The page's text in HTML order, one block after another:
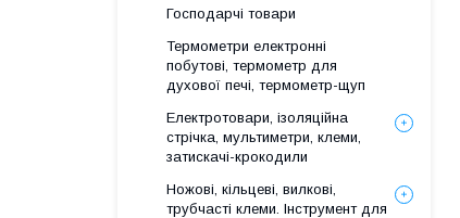
Господарчі товари
Термометри електронні
побутові, термометр для
духової печі, термометр-щуп
Електротовари, ізоляційна
стрічка, мультиметри, клеми,
затискачі-крокодили
Ножові, кільцеві, вилкові,
трубчасті клеми. Інструмент для